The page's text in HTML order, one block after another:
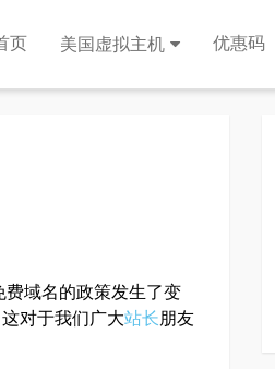
页 美国虚拟主机 优惠码
域名的政策发生了变
对于我们广大站长朋友